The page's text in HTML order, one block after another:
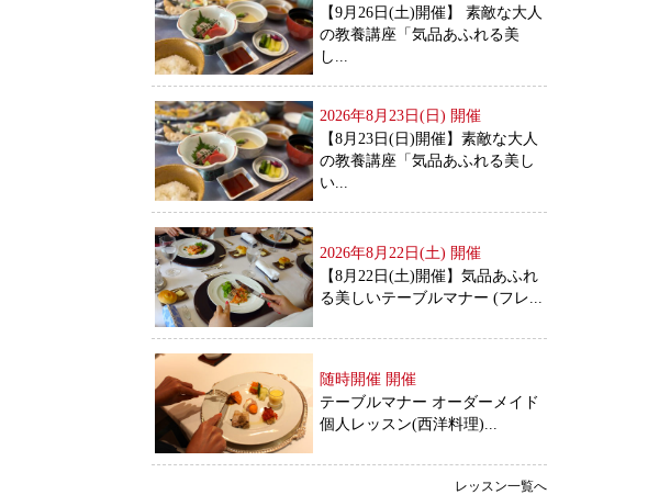
【9月26日(土)開催】 素敵な大人
の教養講座「気品あふれる美
し...
2026年8月23日(日) 開催
【8月23日(日)開催】素敵な大人
の教養講座「気品あふれる美し
い...
2026年8月22日(土) 開催
【8月22日(土)開催】気品あふれ
る美しいテーブルマナー (フレ...
随時開催 開催
テーブルマナー オーダーメイド
個人レッスン(西洋料理)...
レッスン一覧へ